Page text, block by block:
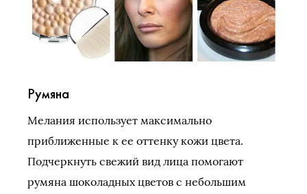
Румяна
Мелания использует максимально
приближенные к ее оттенку кожи цвета.
Подчеркнуть свежий вид лица помогают
румяна шоколадных цветов с небольшим